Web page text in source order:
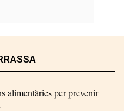
alimentàries per prevenir